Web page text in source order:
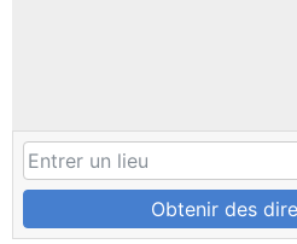
Obtenir des